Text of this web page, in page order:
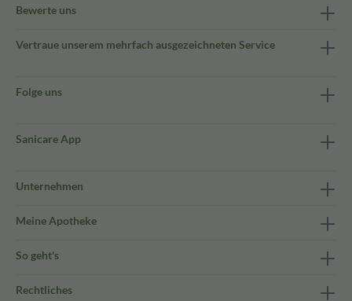
Bewerte uns
Vertraue unserem mehrfach ausgezeichneten Service
Folge uns
Sanicare App
Unternehmen
Meine Apotheke
So geht's
Rechtliches